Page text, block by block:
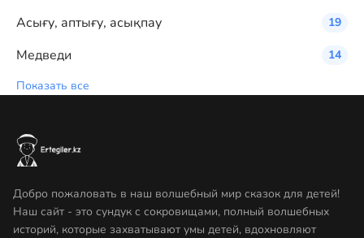
Асығу, аптығу, асықпау 19
Медведи
14
Показать все
Добро пожаловать в наш волшебный мир сказок для детей!
Наш сайт - это сундук с сокровищами, полный волшебных
историй, которые захватывают умы детей, вдохновляют